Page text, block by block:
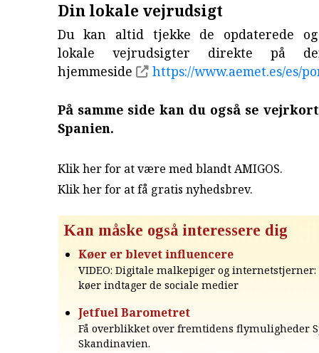
Din lokale vejrudsigt
Du kan altid tjekke de opdaterede
lokale vejrudsigter direkte på
hjemmeside
https://www.aemet.es/es/
På samme side kan du også se
Spanien.
Klik her for at være med blandt AMIGOS.
Klik her for at få gratis nyhedsbrev.
Kan måske også interessere dig
Køer er blevet influencere
VIDEO: Digitale malkepiger og
køer indtager de sociale medier
Jetfuel Barometret
Få overblikket over fremtidens flymuligheder
Skandinavien.